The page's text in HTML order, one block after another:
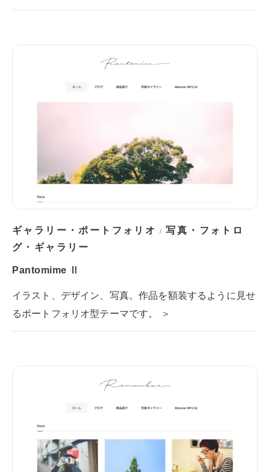
ギャラリー・ポートフォリオ /写真・フォトロ
グ・ギャラリー
Pantomime Ⅱ
イラスト、デザイン、写真。作品を額装するように見せ
るポートフォリオ型テーマです。 ＞